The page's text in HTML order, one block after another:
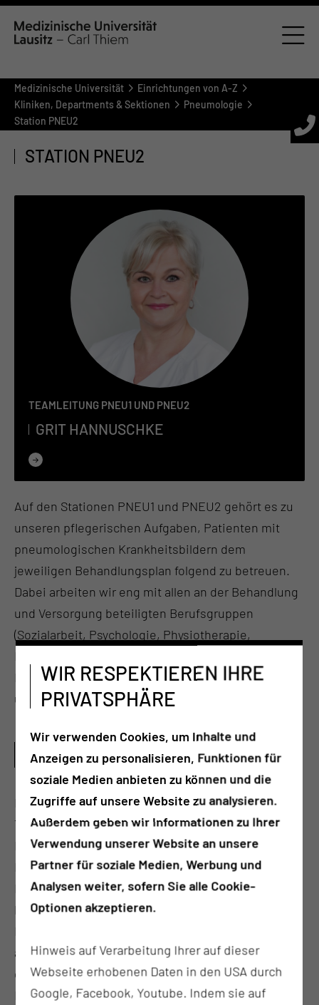
Medizinische Universität
Einrichtungen von A-Z
Kliniken, Departments & Sektionen
Pneumologie
Station PNEU2
STATION PNEU2
TEAMLEITUNG PNEU1 UND PNEU2
GRIT HAN­NUSCH­KE
Auf den Stationen PNEU1 und PNEU2 gehört es zu
unseren pflegerischen Aufgaben, Patienten mit
pneumologischen Krankheitsbildern dem
jeweiligen Behandlungsplan folgend zu betreuen.
Dabei arbeiten wir eng mit allen an der Behandlung
und Versorgung beteiligten Berufsgruppen
(Sozialarbeit, Psychologie, Physiotherapie,
Experten (Wundmanagement, Ernährungsberatung
und Diabetesberatung) zusammen.
WAS SIND TÄTIGKEITSSCHWERPUNKTE DIESES
PFLEGEBEREICHS?
Die Pneumologie (Lungenerkrankungen) ist ein
Teilgebiet der Inneren Medizin mit einem breiten
Krankheitsspektrum, dies reicht von pulmonalen
Infektionen, wie akuten Bronchitiden über
Lungenentzündungen, deren Erreger Bakterien,
Pilze oder Viren sein können, bis hin zu schweren
anderer Organsysteme kommen kann. Sie umfasst
die Prophylaxe, Erkennung und konservative
Behandlung von diesen Erkrankungen.
WIR RESPEKTIEREN IHRE
PRIVATSPHÄRE
Wir verwenden Cookies, um Inhalte und
Anzeigen zu personalisieren, Funktionen für
soziale Medien anbieten zu können und die
Zugriffe auf unsere Website zu analysieren.
Außerdem geben wir Informationen zu Ihrer
Verwendung unserer Website an unsere
Partner für soziale Medien, Werbung und
Analysen weiter, sofern Sie alle Cookie-
Optionen akzeptieren.
Hinweis auf Verarbeitung Ihrer auf dieser
Webseite erhobenen Daten in den USA durch
Google, Facebook, Youtube. Indem sie auf